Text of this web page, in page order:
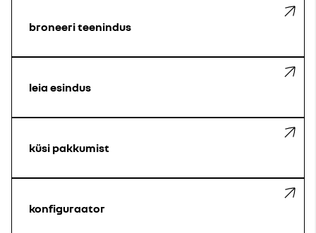
broneeri teenindus
leia esindus
küsi pakkumist
konfiguraator